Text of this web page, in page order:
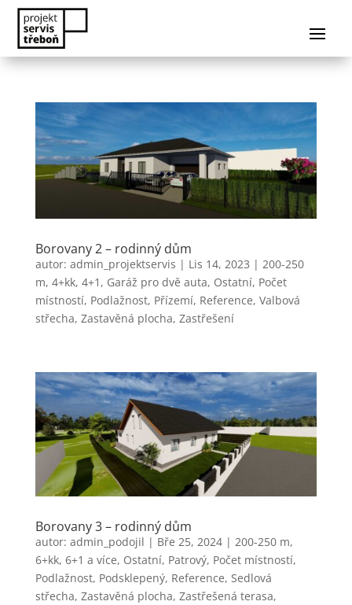
Borovany 2 – rodinný dům
autor: admin_projektservis | Lis 14, 2023 | 200-250
m, 4+kk, 4+1 , Garáž pro dvě auta, Ostatní, Počet
místností, Podlažnost, Přízemí, Reference, Valbová
střecha, Zastavěná plocha, Zastřešení
Borovany 3 – rodinný dům
autor: admin_podojil | Bře 25, 2024| 200-250 m,
6+kk, 6+1 a více, Ostatní, Patrový, Počet místností,
Podlažnost, Podsklepený, Reference, Sedlová
střecha, Zastavěná plocha, Zastřešená terasa,